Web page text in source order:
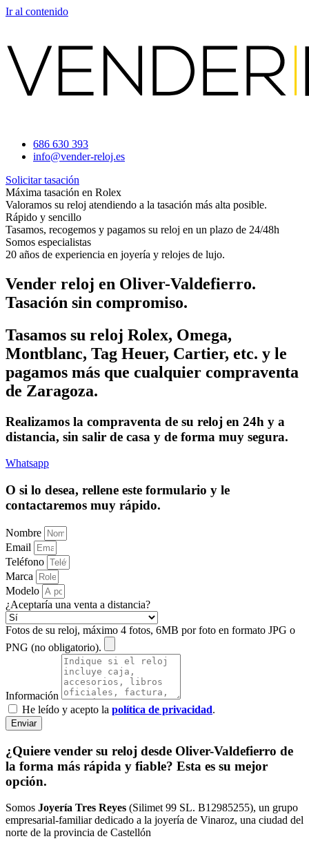
Ir al contenido
686 630 393
info@vender-reloj.es
Solicitar tasación
Máxima tasación en Rolex
Valoramos su reloj atendiendo a la tasación más alta posible.
Rápido y sencillo
Tasamos, recogemos y pagamos su reloj en un plazo de 24/48h
Somos especialistas
20 años de experiencia en joyería y relojes de lujo.
Vender reloj en Oliver-Valdefierro.
Tasación sin compromiso.
Tasamos su reloj Rolex, Omega,
Montblanc, Tag Heuer, Cartier, etc. y le
pagamos más que cualquier compraventa
de Zaragoza.
Realizamos la compraventa de su reloj en 24h y a
distancia, sin salir de casa y de forma muy segura.
Whatsapp
O si lo desea, rellene este formulario y le
contactaremos muy rápido.
Nombre
Email
Teléfono
Marca
Modelo
¿Aceptaría una venta a distancia?
Fotos de su reloj, máximo 4 fotos, 6MB por foto en formato JPG o
PNG (no obligatorio).
Información
He leído y acepto la política de privacidad.
Enviar
¿Quiere vender su reloj desde Oliver-Valdefierro de
la forma más rápida y fiable? Esta es su mejor
opción.
Somos Joyería Tres Reyes (Silimet 99 SL. B12985255), un grupo
empresarial-familiar dedicado a la joyería de Vinaroz, una ciudad del
norte de la provincia de Castellón